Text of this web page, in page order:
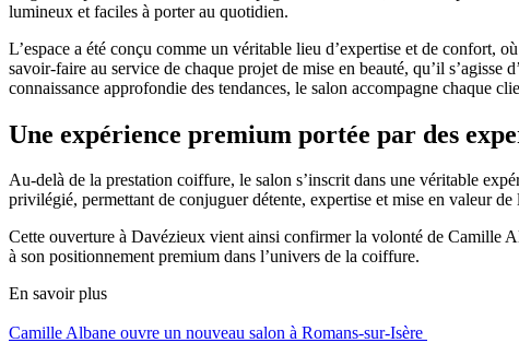
lumineux et faciles à porter au quotidien.
L’espace a été conçu comme un véritable lieu d’expertise et de confort,
savoir-faire au service de chaque projet de mise en beauté, qu’il
connaissance approfondie des tendances, le salon accompagne chaque
Une expérience premium portée par des
Au-delà de la prestation coiffure, le salon s’inscrit dans une véritable
privilégié, permettant de conjuguer détente, expertise et mise en valeur
Cette ouverture à Davézieux vient ainsi confirmer la volonté de Camille
à son positionnement premium dans l’univers de la coiffure.
En savoir plus
Camille Albane ouvre un nouveau salon à Romans-sur-Isère